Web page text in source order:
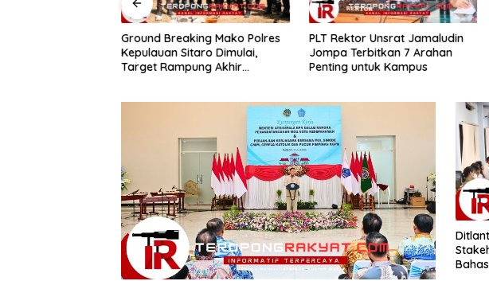
Ground Breaking Mako Polres
Kepulauan Sitaro Dimulai,
Target Rampung Akhir
​PLT Rektor Unsrat Jamaludin
Jompa Terbitkan 7 Arahan
Penting untuk Kampus